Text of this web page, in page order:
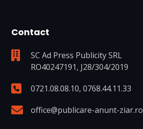
Contact
SC Ad Press Publicity SRL
RO40247191, J28/304/2019
0721.08.08.10, 0768.44.11.33
office@publicare-anunt-ziar.ro